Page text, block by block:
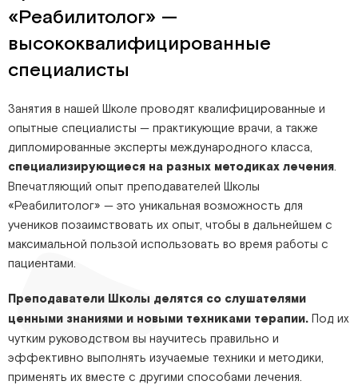
«Реабилитолог» —
высококвалифицированные
специалисты
Занятия в нашей Школе проводят квалифицированные и
опытные специалисты — практикующие врачи, а также
дипломированные эксперты международного класса,
специализирующиеся на разных методиках лечения
Впечатляющий опыт преподавателей Школы
«Реабилитолог» — это уникальная возможность для
учеников позаимствовать их опыт, чтобы в дальнейшем с
максимальной пользой использовать во время работы с
пациентами.
Преподаватели Школы делятся со слушателями
ценными знаниями и новыми техниками терапии. Под их
чутким руководством вы научитесь правильно и
эффективно выполнять изучаемые техники и методики,
применять их вместе с другими способами лечения.